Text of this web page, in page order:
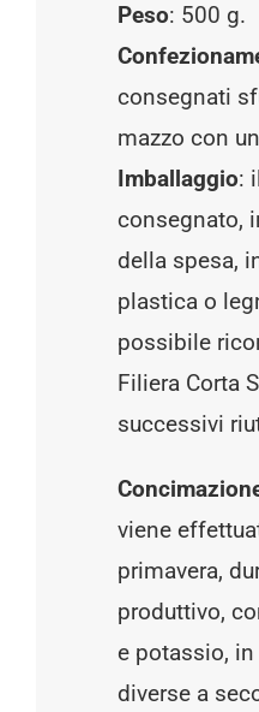
Peso: 500 g.
consegnati
mazzo con
Imballaggio:
consegnato,
della spesa,
plastica o
possibile
Filiera Corta
successivi
viene
primavera,
produttivo,
e potassio,
diverse a